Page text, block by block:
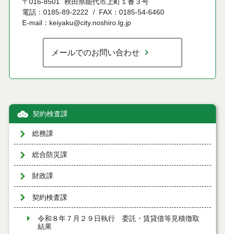
〒016-8501
秋田県能代市上町１番３号
電話：0185-89-2222
FAX：0185-54-6460
E-mail：keiyaku@city.noshiro.lg.jp
メールでのお問い合わせ
契約検査課
総務課
総合防災課
財政課
契約検査課
令和８年７月２９日執行 委託・賃貸借等見積徴取
結果